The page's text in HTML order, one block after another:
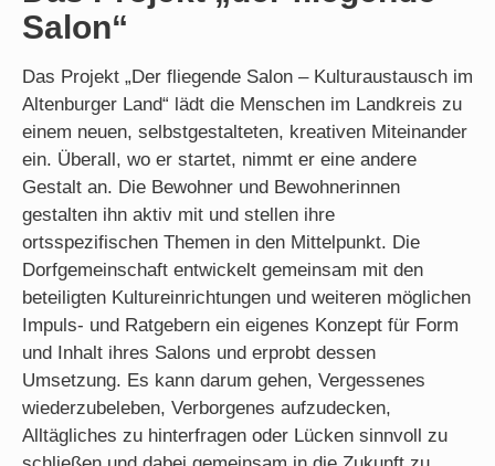
Salon“
Das Projekt „Der fliegende Salon – Kulturaustausch im
Altenburger Land“ lädt die Menschen im Landkreis zu
einem neuen, selbstgestalteten, kreativen Miteinander
ein. Überall, wo er startet, nimmt er eine andere
Gestalt an. Die Bewohner und Bewohnerinnen
gestalten ihn aktiv mit und stellen ihre
ortsspezifischen Themen in den Mittelpunkt. Die
Dorfgemeinschaft entwickelt gemeinsam mit den
beteiligten Kultureinrichtungen und weiteren möglichen
Impuls- und Ratgebern ein eigenes Konzept für Form
und Inhalt ihres Salons und erprobt dessen
Umsetzung. Es kann darum gehen, Vergessenes
wiederzubeleben, Verborgenes aufzudecken,
Alltägliches zu hinterfragen oder Lücken sinnvoll zu